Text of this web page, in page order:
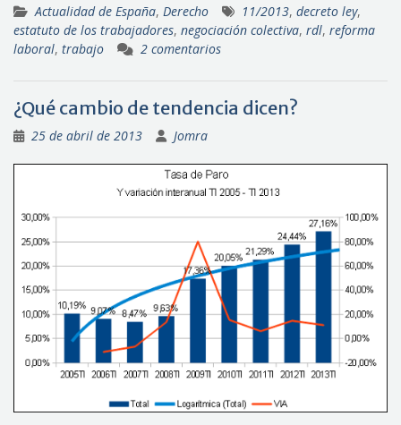
Actualidad de España, Derecho 11/2013, decreto ley,
estatuto de los trabajadores, negociación colectiva, rdl, reforma
laboral, trabajo 2 comentarios
¿Qué cambio de tendencia dicen?
25 de abril de 2013 Jomra